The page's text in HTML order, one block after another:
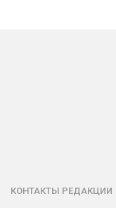
КОНТАКТЫ РЕДАКЦИИ